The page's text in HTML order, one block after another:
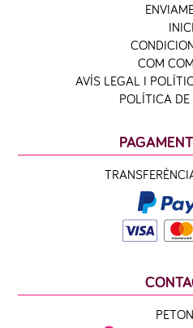
INICI
COM
AVÍS LEGAL I
POLÍTICA